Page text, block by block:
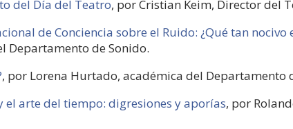
del Día del Teatro, por Cristian Keim, Director del
de Conciencia sobre el Ruido: ¿Qué tan nocivo
Departamento de Sonido.
, por Lorena Hurtado, académica del Departamento
el arte del tiempo: digresiones y aporías, por